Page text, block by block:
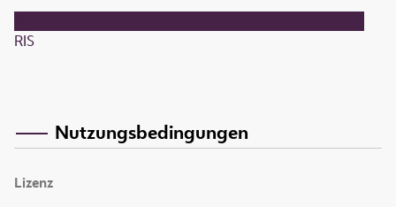
RIS
Nutzungsbedingungen
Lizenz